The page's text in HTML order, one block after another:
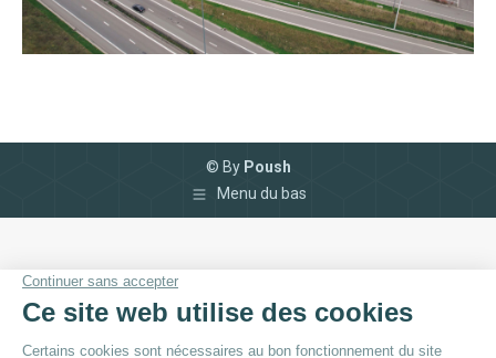
© By Poush
Menu du bas